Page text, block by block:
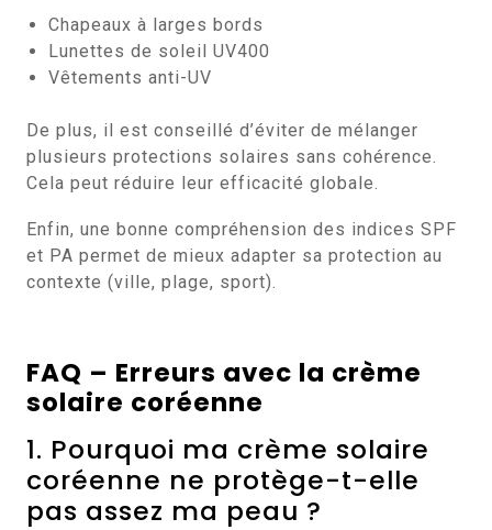
Chapeaux à larges bords
Lunettes de soleil UV400
Vêtements anti-UV
De plus, il est conseillé d’éviter de mélanger
plusieurs protections solaires sans cohérence.
Cela peut réduire leur efficacité globale.
Enfin, une bonne compréhension des indices SPF
et PA permet de mieux adapter sa protection au
contexte (ville, plage, sport).
FAQ – Erreurs avec la crème
solaire coréenne
1. Pourquoi ma crème solaire
coréenne ne protège-t-elle
pas assez ma peau ?